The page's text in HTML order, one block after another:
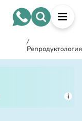
/
Репродуктология
i